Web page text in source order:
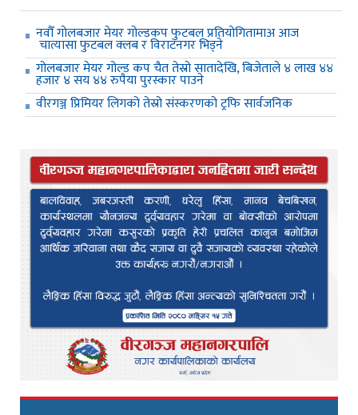
नवौँ गोलबजार मेयर गोल्डकप फुटबल प्रतियोगितामाअ आज
चात्यासा फुटबल क्लब र विराटनगर भिड्ने
गोलबजार मेयर गोल्ड कप चैत तेस्रो सातादेखि, बिजेताले ४ लाख ४४
हजार ४ सय ४४ रुपैया पुरस्कार पाउने
वीरगञ्ज प्रिमियर लिगको तेस्रो संस्करणको ट्रफि सार्वजनिक